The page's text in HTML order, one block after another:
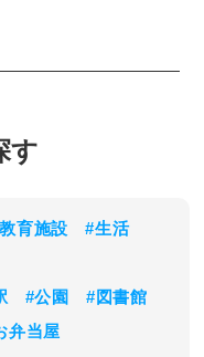
す
育施設
#生活
#公園
#図書館
弁当屋